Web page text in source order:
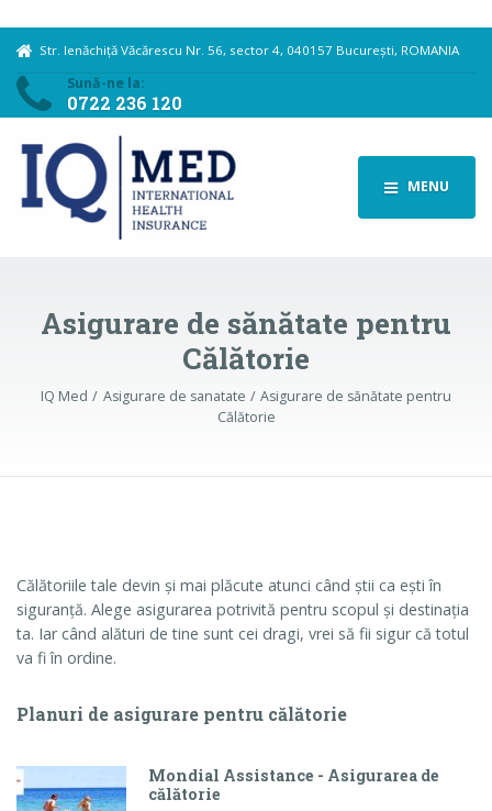
Str. Ienăchiță Văcărescu Nr. 56, sector 4, 040157 București, ROMANIA
Sună-ne la:
0722 236 120
MENU
Asigurare de sănătate pentru
Călătorie
IQ Med Asigurare de sanatate
Asigurare de sănătate pentru
Călătorie
Călătoriile tale devin și mai plăcute atunci când știi ca ești în
siguranță. Alege asigurarea potrivită pentru scopul și destinația
ta. Iar când alături de tine sunt cei dragi, vrei să fii sigur că totul
va fi în ordine.
Planuri de asigurare pentru călătorie
Mondial Assistance - Asigurarea de
călătorie